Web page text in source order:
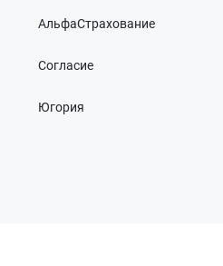
АльфаСтрахование
Согласие
Югория